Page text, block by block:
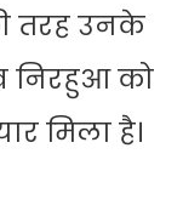
तरह उनके
निरहुआ को
मिला है।